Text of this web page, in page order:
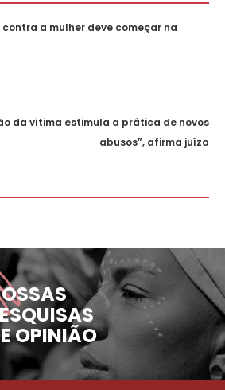
a mulher deve começar na
da vítima estimula a prática de novos
abusos”, afirma juíza
OPINIÃO